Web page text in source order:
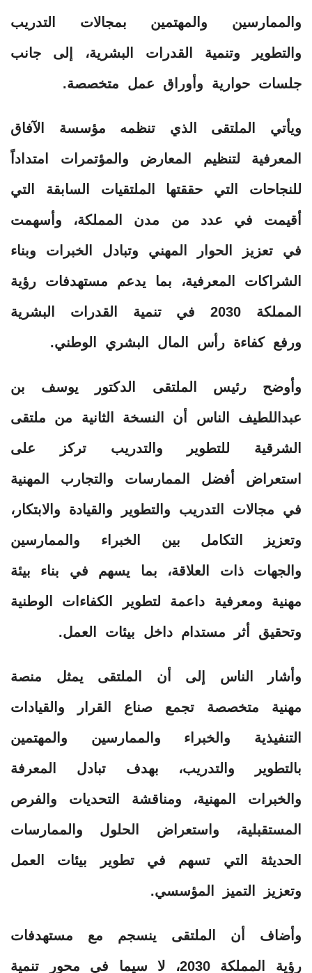
والممارسين والمهتمين بمجالات التدريب
والتطوير وتنمية القدرات البشرية، إلى جانب
جلسات حوارية وأوراق عمل متخصصة.
ويأتي الملتقى الذي تنظمه مؤسسة الآفاق
المعرفية لتنظيم المعارض والمؤتمرات امتداداً
للنجاحات التي حققتها الملتقيات السابقة التي
أقيمت في عدد من مدن المملكة، وأسهمت
في تعزيز الحوار المهني وتبادل الخبرات وبناء
الشراكات المعرفية، بما يدعم مستهدفات رؤية
المملكة 2030 في تنمية القدرات البشرية
ورفع كفاءة رأس المال البشري الوطني.
وأوضح رئيس الملتقى الدكتور يوسف بن
عبداللطيف الناس أن النسخة الثانية من ملتقى
الشرقية للتطوير والتدريب تركز على
استعراض أفضل الممارسات والتجارب المهنية
في مجالات التدريب والتطوير والقيادة والابتكار،
وتعزيز التكامل بين الخبراء والممارسين
والجهات ذات العلاقة، بما يسهم في بناء بيئة
مهنية ومعرفية داعمة لتطوير الكفاءات الوطنية
وتحقيق أثر مستدام داخل بيئات العمل.
وأشار الناس إلى أن الملتقى يمثل منصة
مهنية متخصصة تجمع صناع القرار والقيادات
التنفيذية والخبراء والممارسين والمهتمين
بالتطوير والتدريب، بهدف تبادل المعرفة
والخبرات المهنية، ومناقشة التحديات والفرص
المستقبلية، واستعراض الحلول والممارسات
الحديثة التي تسهم في تطوير بيئات العمل
وتعزيز التميز المؤسسي.
وأضاف أن الملتقى ينسجم مع مستهدفات
رؤية المملكة 2030، لا سيما في محور تنمية